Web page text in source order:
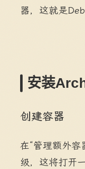
器，这就是
安装
创建容器
在“管理额外容
级，这将打开